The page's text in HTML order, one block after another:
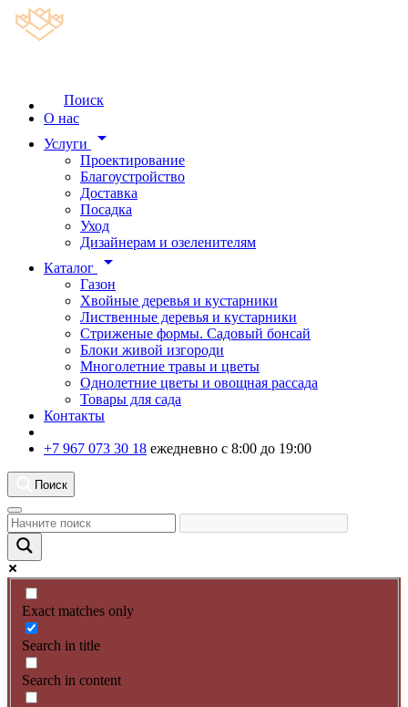
Поиск
О нас
Услуги
arrow_drop_down
Проектирование
Благоустройство
Доставка
Посадка
Уход
Дизайнерам и озеленителям
Каталог
arrow_drop_down
Газон
Хвойные деревья и кустарники
Лиственные деревья и кустарники
Стриженые формы. Садовый бонсай
Блоки живой изгороди
Многолетние травы и цветы
Однолетние цветы и овощная рассада
Товары для сада
Контакты
+7 967 073 30 18 ежедневно с 8:00 до 19:00
Поиск
Exact matches only
Search in title
Search in content